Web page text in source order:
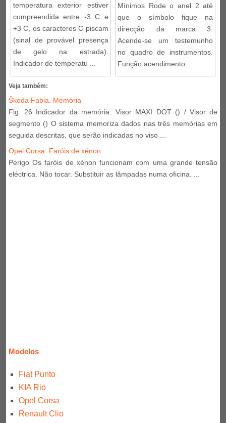
temperatura exterior estiver
compreendida entre -3 C e
+3 C, os caracteres C piscam
(sinal de provável presença
de gelo na estrada).
Indicador de temperatu ...
Mínimos Rode o anel 2 até
que o símbolo fique na
direcção da marca 3.
Acende-se um testemunho
no quadro de instrumentos.
Função acendimento ...
Veja também:
Škoda Fabia. Memória
Fig. 26 Indicador da memória: Visor MAXI DOT () / Visor de
segmento () O sistema memoriza dados nas três memórias em
seguida descritas, que serão indicadas no viso ...
Opel Corsa. Faróis de xénon
Perigo Os faróis de xénon funcionam com uma grande tensão
eléctrica. Não tocar. Substituir as lâmpadas numa oficina. ...
Modelos
Fiat Punto
KIA Rio
Opel Corsa
Renault Clio